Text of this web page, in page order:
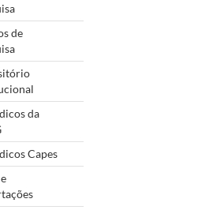
de
da
Capes